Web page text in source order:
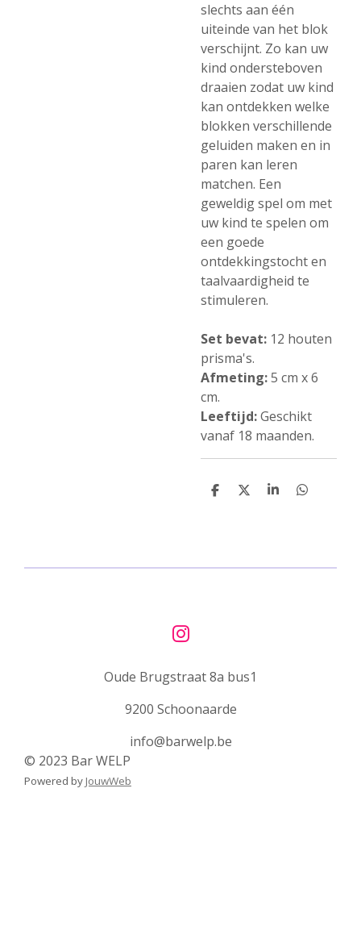
slechts aan één
uiteinde van het blok
verschijnt. Zo kan uw
kind ondersteboven
draaien zodat uw kind
kan ontdekken welke
blokken verschillende
geluiden maken en in
paren kan leren
matchen. Een
geweldig spel om met
uw kind te spelen om
een ​​goede
ontdekkingstocht en
taalvaardigheid te
stimuleren.
Set bevat: 12 houten
prisma's.
Afmeting:5 cm x 6
cm.
Leeftijd:Geschikt
vanaf 18 maanden.
D
D
S
D
I
s
a
g
Oude Brugstraat 8a bus1
9200 Schoonaarde
info@barwelp.be
© 2023 Bar WELP
Powered by JouwWeb